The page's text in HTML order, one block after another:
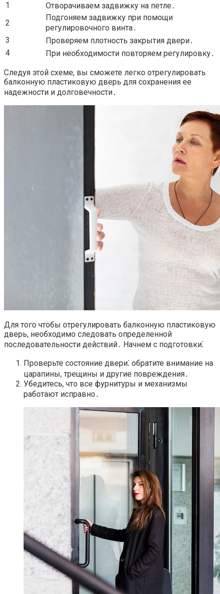
1
Отворачиваем задвижку на петле․
2
Подгоняем задвижку при помощи
регулировочного винта․
3
Проверяем плотность закрытия двери․
4
При необходимости повторяем регулировку․
Следуя этой схеме, вы сможете легко отрегулировать
балконную пластиковую дверь для сохранения ее
надежности и долговечности․
Для того чтобы отрегулировать балконную пластиковую
дверь, необходимо следовать определенной
последовательности действий․ Начнем с подготовки⁚
Проверьте состояние двери⁚ обратите внимание на
царапины, трещины и другие повреждения․
Убедитесь, что все фурнитуры и механизмы
работают исправно․